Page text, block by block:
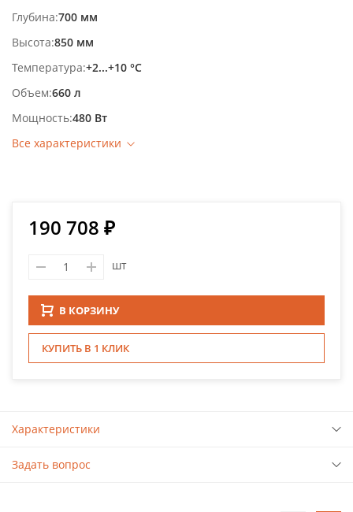
Глубина 700 мм
Высота 850 мм
Температура +2...+10 °С
Объем 660 л
Мощность 480 Вт
Все характеристики
190 708 ₽
шт
В КОРЗИНУ
КУПИТЬ В 1 КЛИК
Характеристики
Задать вопрос